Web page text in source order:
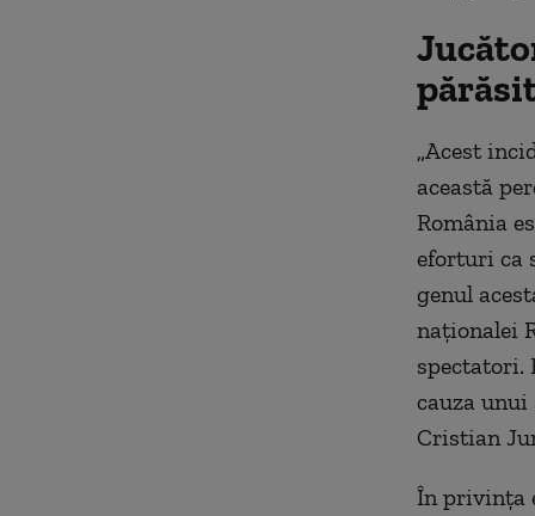
„Acest
această
România
eforturi ca
genul
naționalei
spectatori.
cauza unui
Cristian
În privința